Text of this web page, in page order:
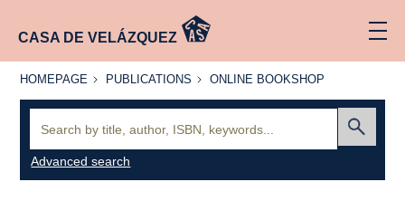
CASA DE VELÁZQUEZ
HOMEPAGE
HOMEPAGE PUBLICATIONS
PUBLICATIONS
ONLINE
ONLINE BOOKSHOP
Advanced search